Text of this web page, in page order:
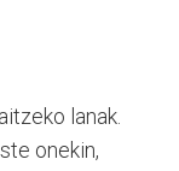
lanak.
onekin,